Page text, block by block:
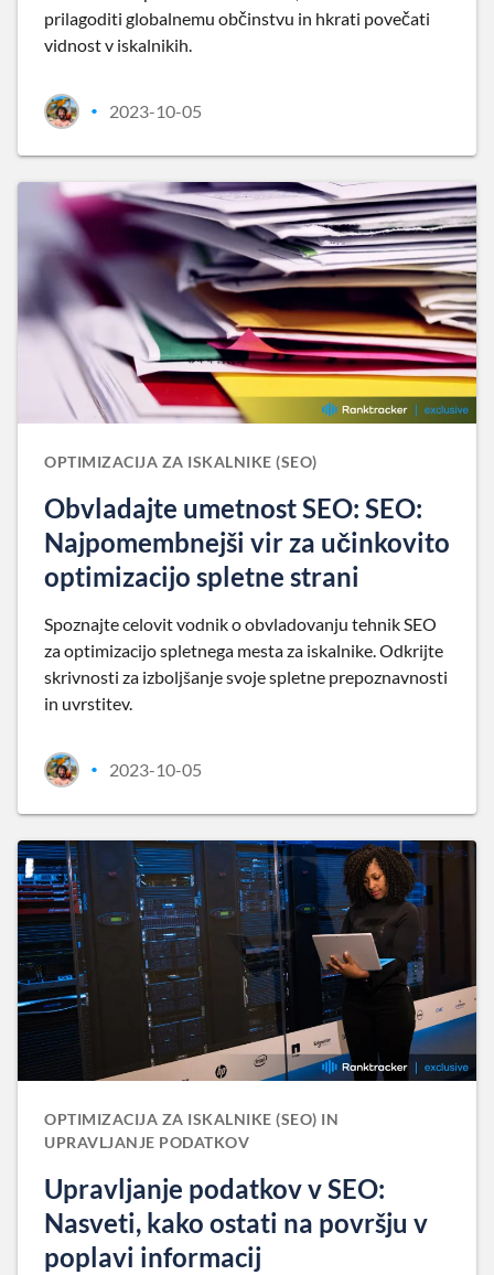
prilagoditi globalnemu občinstvu in hkrati povečati
vidnost v iskalnikih.
• 2023-10-05
OPTIMIZACIJA ZA ISKALNIKE (SEO)
Obvladajte umetnost SEO: SEO:
Najpomembnejši vir za učinkovito
optimizacijo spletne strani
Spoznajte celovit vodnik o obvladovanju tehnik SEO
za optimizacijo spletnega mesta za iskalnike. Odkrijte
skrivnosti za izboljšanje svoje spletne prepoznavnosti
in uvrstitev.
• 2023-10-05
OPTIMIZACIJA ZA ISKALNIKE (SEO) IN
UPRAVLJANJE PODATKOV
Upravljanje podatkov v SEO:
Nasveti, kako ostati na površju v
poplavi informacij